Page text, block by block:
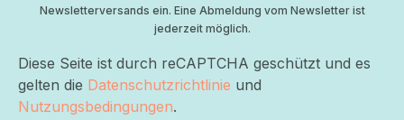
Newsletterversands ein. Eine Abmeldung vom Newsletter ist
jederzeit möglich.
Diese Seite ist durch reCAPTCHA geschützt und es
gelten die Datenschutzrichtlinie und
Nutzungsbedingungen.